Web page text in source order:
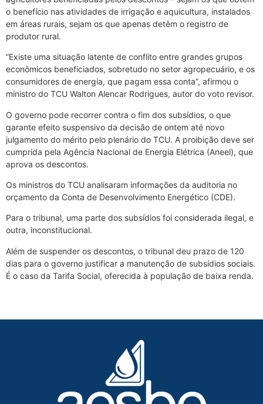
o benefício nas atividades de irrigação e aquicultura, instalados
em áreas rurais, sejam os que apenas detêm o registro de
produtor rural.
“Existe uma situação latente de conflito entre grandes grupos
econômicos beneficiados, sobretudo no setor agropecuário, e os
consumidores de energia, que pagam essa conta”, afirmou o
ministro do TCU Walton Alencar Rodrigues, autor do voto revisor.
O governo pode recorrer contra o fim dos subsídios, o que
garante efeito suspensivo da decisão de ontem até novo
julgamento do mérito pelo plenário do TCU. A proibição deve ser
cumprida pela Agência Nacional de Energia Elétrica (Aneel), que
aprova os descontos.
Os ministros do TCU analisaram informações da auditoria no
orçamento da Conta de Desenvolvimento Energético (CDE).
Para o tribunal, uma parte dos subsídios foi considerada ilegal, e
outra, inconstitucional.
Além de suspender os descontos, o tribunal deu prazo de 120
dias para o governo justificar a manutenção de subsídios sociais.
É o caso da Tarifa Social, oferecida à população de baixa renda.